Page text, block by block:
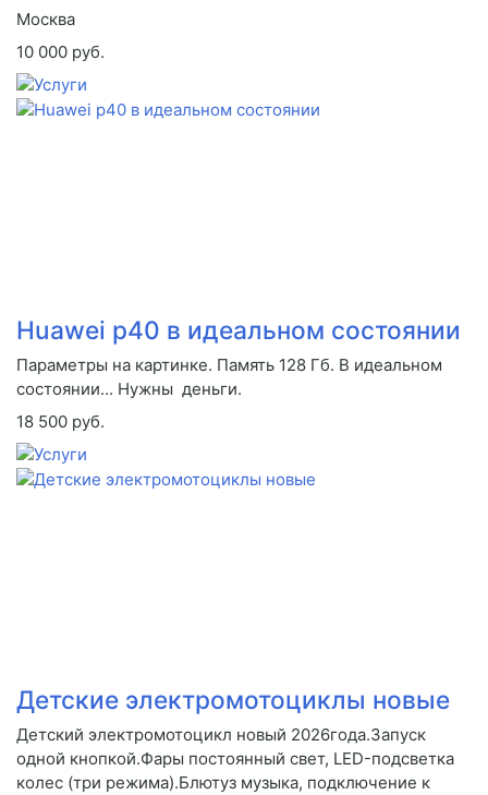
Москва
10 000 руб.
Huawei p40 в идеальном состоянии
Параметры на картинке. Память 128 Гб. В идеальном
состоянии... Нужны деньги.
18 500 руб.
Детские электромотоциклы новые
Детский электромотоцикл новый 2026года.Запуск
одной кнопкой.Фары постоянный свет, LED-подсветка
колес (три режима).Блютуз музыка, подключение к